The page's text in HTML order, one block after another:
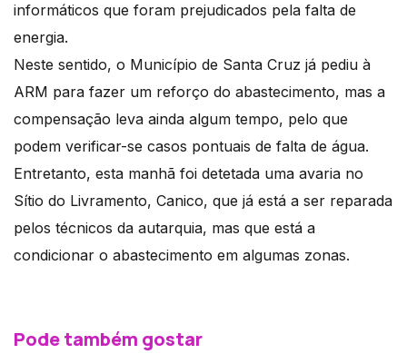
informáticos que foram prejudicados pela falta de
energia.
Neste sentido, o Município de Santa Cruz já pediu à
ARM para fazer um reforço do abastecimento, mas a
compensação leva ainda algum tempo, pelo que
podem verificar-se casos pontuais de falta de água.
Entretanto, esta manhã foi detetada uma avaria no
Sítio do Livramento, Canico, que já está a ser reparada
pelos técnicos da autarquia, mas que está a
condicionar o abastecimento em algumas zonas.
Pode também gostar